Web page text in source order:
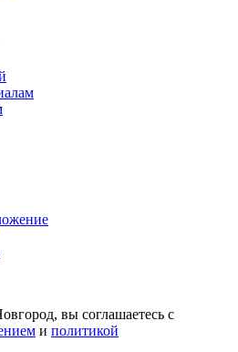
вы соглашаетесь с
и политикой